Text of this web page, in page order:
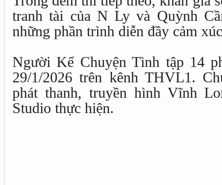
tranh tài của N Ly và Quỳnh
những phần trình diễn đầy cảm
Người Kể Chuyện Tình tập 14
29/1/2026 trên kênh THVL1.
phát thanh, truyền hình Vĩnh
Studio thực hiện.